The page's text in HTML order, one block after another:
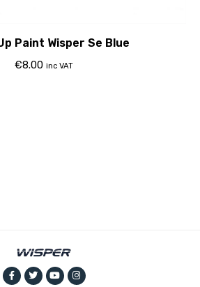
Paint Wisper Se Blue
€8.00 inc VAT